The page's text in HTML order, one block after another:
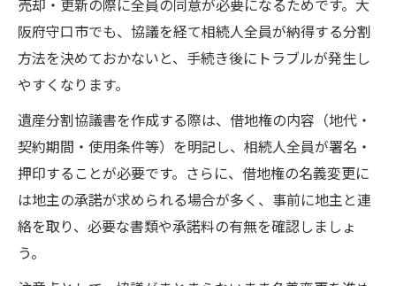
阪府守口市でも、協議を経て相続人全員が納得する分割
方法を決めておかないと、手続き後にトラブルが発生し
やすくなります。
遺産分割協議書を作成する際は、借地権の内容（地代・
契約期間・使用条件等）を明記し、相続人全員が署名・
押印することが必要です。さらに、借地権の名義変更に
は地主の承諾が求められる場合が多く、事前に地主と連
絡を取り、必要な書類や承諾料の有無を確認しましょ
う。